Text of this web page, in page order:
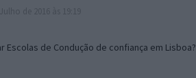
Escolas de Condução de confiança em Lisboa?